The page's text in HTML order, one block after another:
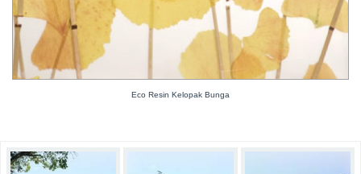
Eco Resin Kelopak Bunga